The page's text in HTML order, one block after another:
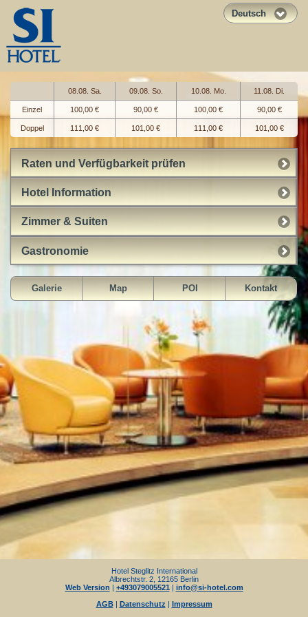
Deutsch
08.08. Sa. 09.08. So. 10.08. Mo. 11.08. Di.
Einzel 100,00 € 90,00 € 100,00 € 90,00 €
Doppel 111,00 € 101,00 € 111,00 € 101,00 €
Raten und Verfügbarkeit prüfen
Hotel Information
Zimmer & Suiten
Gastronomie
Galerie Map POI Kontakt
Hotel Steglitz International
Albrechtstr. 2, 12165 Berlin
Web Version | +493079005521 | info@si-hotel.com
AGB| Datenschutz | Impressum